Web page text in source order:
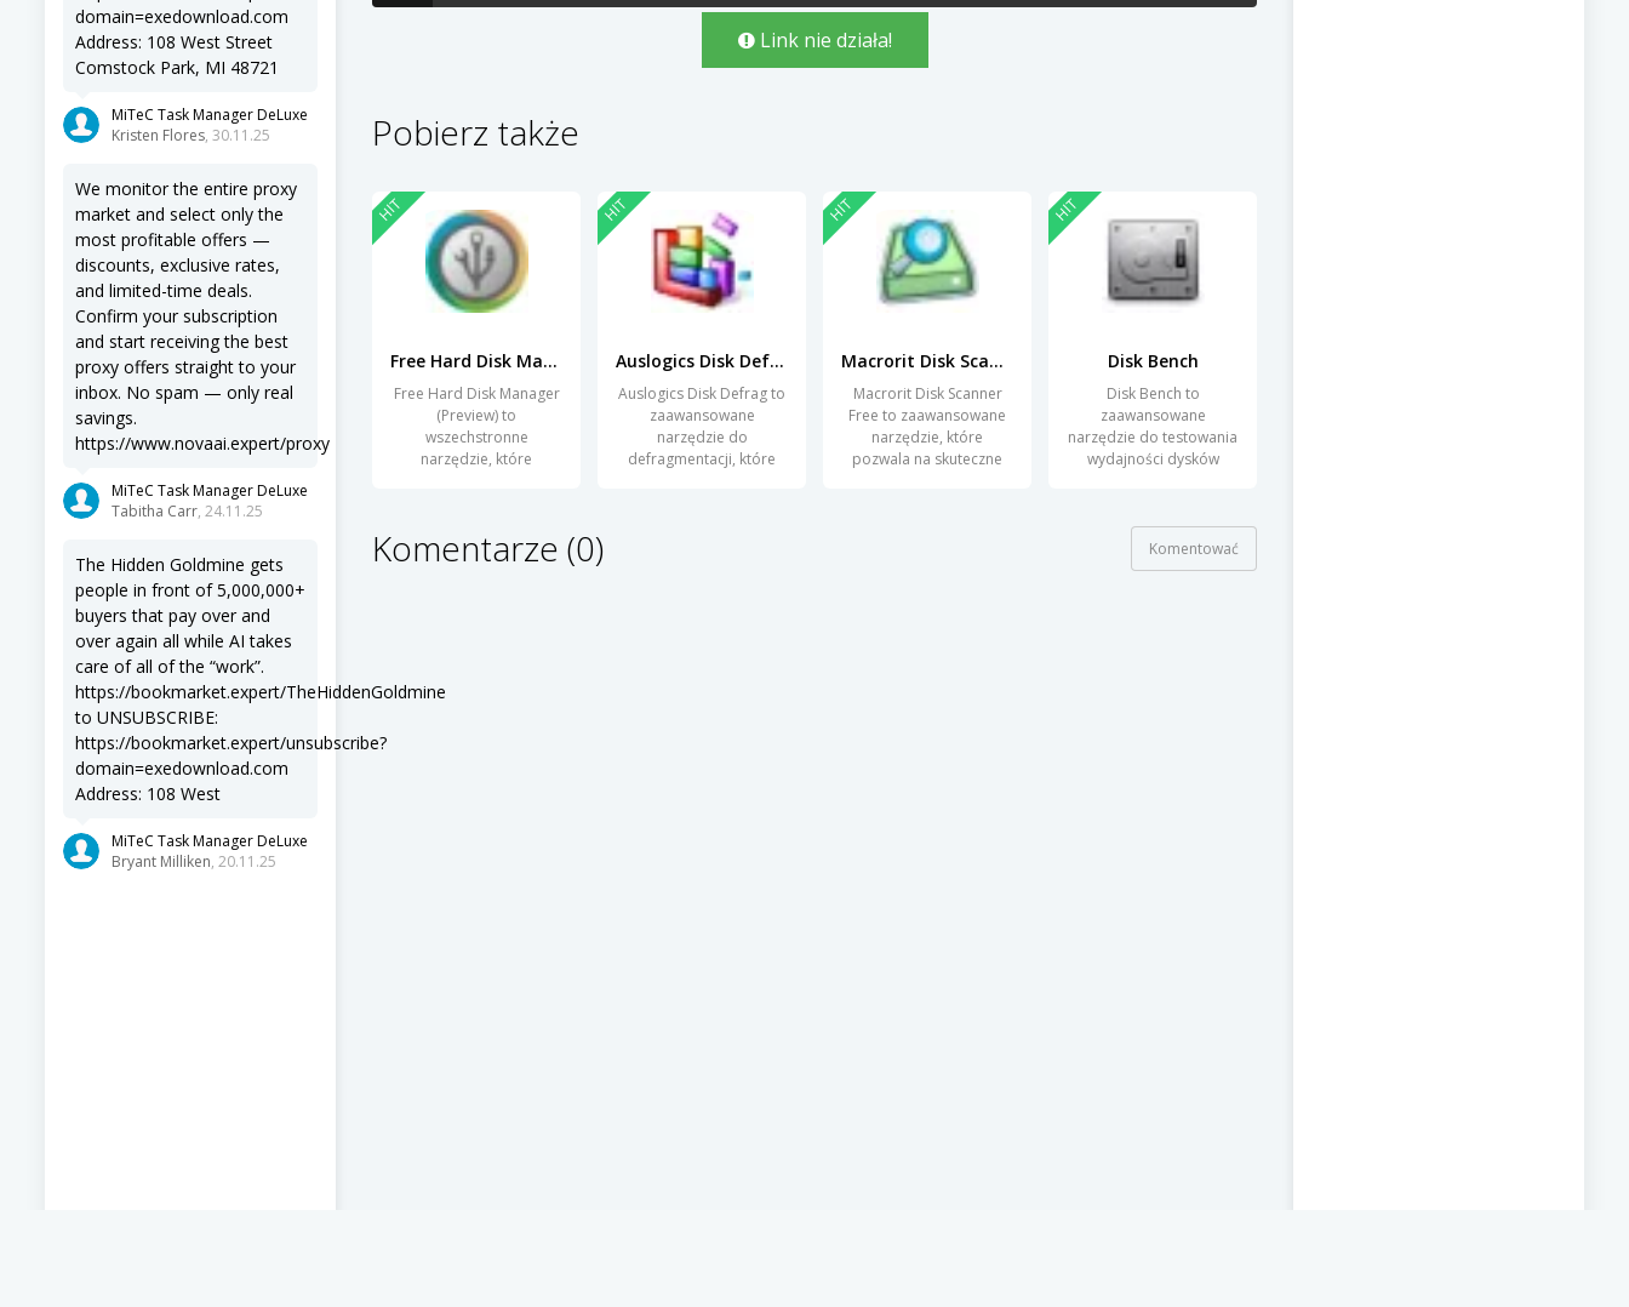
domain=exedownload.com
Address: 108 West Street
Comstock Park, MI 48721
MiTeC Task Manager DeLuxe
Kristen Flores, 30.11.25
We monitor the entire proxy
market and select only the
most profitable offers —
discounts, exclusive rates,
and limited-time deals.
Confirm your subscription
and start receiving the best
proxy offers straight to your
inbox. No spam — only real
savings.
https://www.novaai.expert/proxy
MiTeC Task Manager DeLuxe
Tabitha Carr, 24.11.25
The Hidden Goldmine gets
people in front of 5,000,000+
buyers that pay over and
over again all while AI takes
care of all of the “work”.
https://bookmarket.expert/TheHiddenGoldmine
to UNSUBSCRIBE:
https://bookmarket.expert/unsubscribe?
domain=exedownload.com
Address: 108 West
MiTeC Task Manager DeLuxe
Bryant Milliken, 20.11.25
Link nie działa!
Pobierz także
Free Hard Disk Manager (Preview)
Free Hard Disk Manager
(Preview) to
wszechstronne
narzędzie, które
HIT
Auslogics Disk Defrag
Auslogics Disk Defrag to
zaawansowane
narzędzie do
defragmentacji, które
HIT
Macrorit Disk Scanner Free
Macrorit Disk Scanner
Free to zaawansowane
narzędzie, które
pozwala na skuteczne
HIT
Disk Bench
Disk Bench to
zaawansowane
narzędzie do testowania
wydajności dysków
HIT
Komentarze (0) Komentować